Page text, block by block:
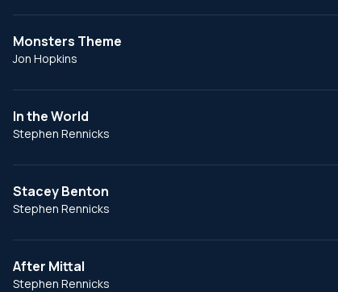
Monsters Theme
Jon Hopkins
In the World
Stephen Rennicks
Stacey Benton
Stephen Rennicks
After Mittal
Stephen Rennicks